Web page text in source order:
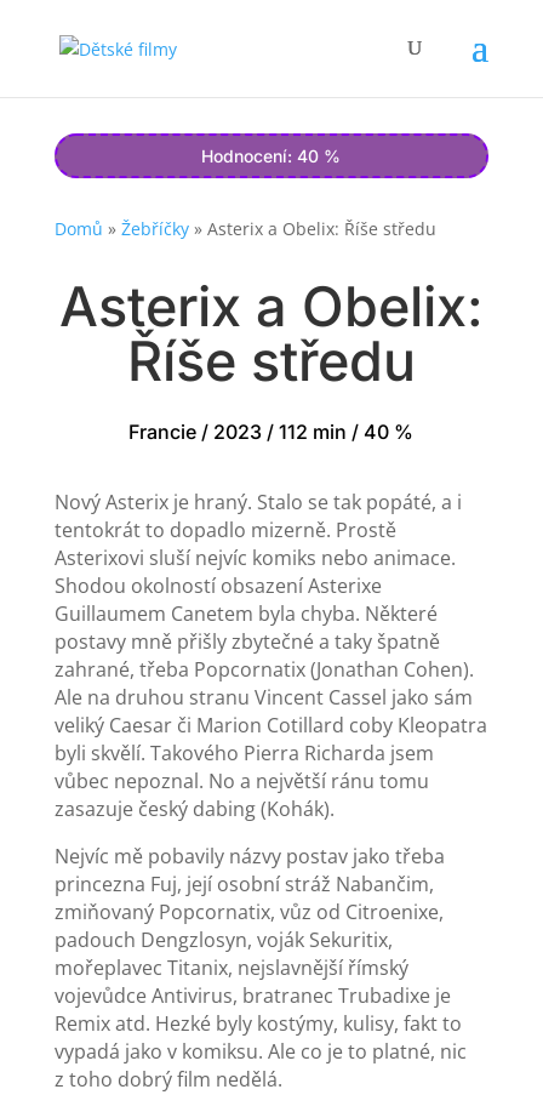
Hodnocení: 40 %
Domů » Žebříčky» Asterix a Obelix: Říše středu
Asterix a Obelix:
Říše středu
Francie / 2023 / 112 min / 40 %
Nový Asterix je hraný. Stalo se tak popáté, a i
tentokrát to dopadlo mizerně. Prostě
Asterixovi sluší nejvíc komiks nebo animace.
Shodou okolností obsazení Asterixe
Guillaumem Canetem byla chyba. Některé
postavy mně přišly zbytečné a taky špatně
zahrané, třeba Popcornatix (Jonathan Cohen).
Ale na druhou stranu Vincent Cassel jako sám
veliký Caesar či Marion Cotillard coby Kleopatra
byli skvělí. Takového Pierra Richarda jsem
vůbec nepoznal. No a největší ránu tomu
zasazuje český dabing (Kohák).
Nejvíc mě pobavily názvy postav jako třeba
princezna Fuj, její osobní stráž Nabančim,
zmiňovaný Popcornatix, vůz od Citroenixe,
padouch Dengzlosyn, voják Sekuritix,
mořeplavec Titanix, nejslavnější římský
vojevůdce Antivirus, bratranec Trubadixe je
Remix atd. Hezké byly kostýmy, kulisy, fakt to
vypadá jako v komiksu. Ale co je to platné, nic
z toho dobrý film nedělá.